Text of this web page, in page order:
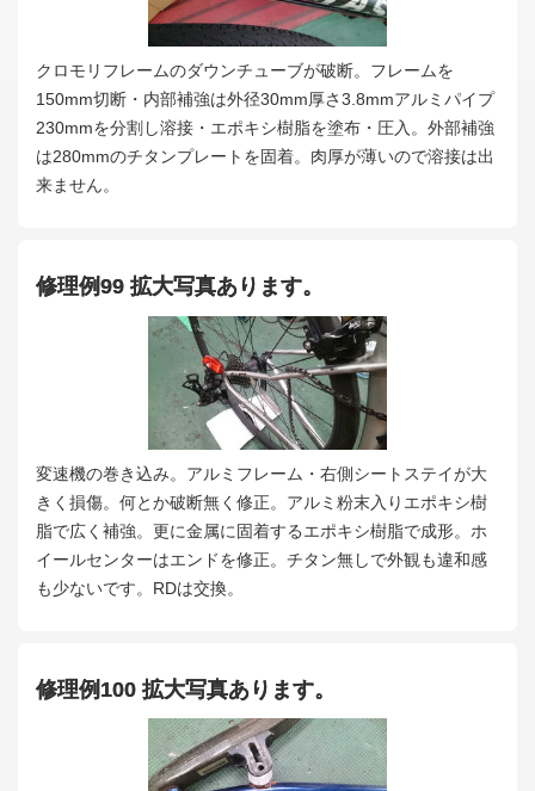
クロモリフレームのダウンチューブが破断。フレームを
150mm切断・内部補強は外径30mm厚さ3.8mmアルミパイプ
230mmを分割し溶接・エポキシ樹脂を塗布・圧入。外部補強
は280mmのチタンプレートを固着。肉厚が薄いので溶接は出
来ません。
修理例99 拡大写真あります。
変速機の巻き込み。アルミフレーム・右側シートステイが大
きく損傷。何とか破断無く修正。アルミ粉末入りエポキシ樹
脂で広く補強。更に金属に固着するエポキシ樹脂で成形。ホ
イールセンターはエンドを修正。チタン無しで外観も違和感
も少ないです。RDは交換。
修理例100 拡大写真あります。